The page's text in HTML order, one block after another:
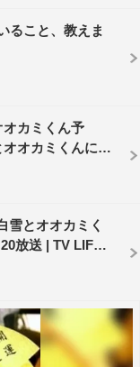
ことに。
用できるペーパ
したものだけと厳
ちは動揺を隠せな
に行ける権利を
りの5人は遊園
れ気になる相手
るとみほろは意
ること、教えま
カミくん予
オカミくんには
とオオカミく
放送 | TV LIFE